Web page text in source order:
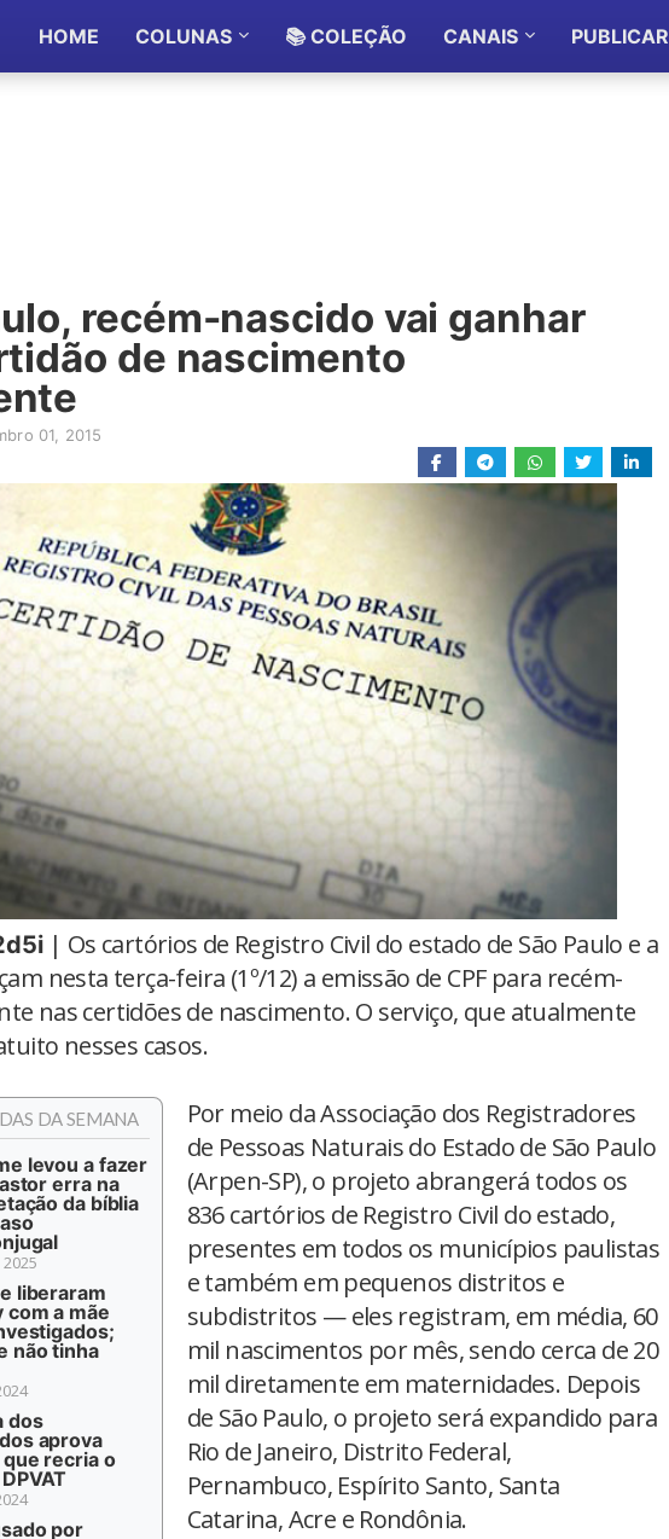
HOME COLUNAS 📚 COLEÇÃO CANAIS PUBLICAR
recém-nascido vai ganhar
de nascimento
01, 2015
| Os cartórios de Registro Civil do estado de São Paulo e a
nesta terça-feira (1º/12) a emissão de CPF para recém-
nas certidões de nascimento. O serviço, que atualmente
nesses casos.
DA SEMANA
levou a fazer
erra na
da bíblia
liberaram
com a mãe
não tinha
dos
aprova
recria o
por
Por meio da Associação dos Registradores
de Pessoas Naturais do Estado de São Paulo
(Arpen-SP), o projeto abrangerá todos os
836 cartórios de Registro Civil do estado,
presentes em todos os municípios paulistas
e também em pequenos distritos e
subdistritos — eles registram, em média, 60
mil nascimentos por mês, sendo cerca de 20
mil diretamente em maternidades. Depois
de São Paulo, o projeto será expandido para
Rio de Janeiro, Distrito Federal,
Pernambuco, Espírito Santo, Santa
Catarina, Acre e Rondônia.